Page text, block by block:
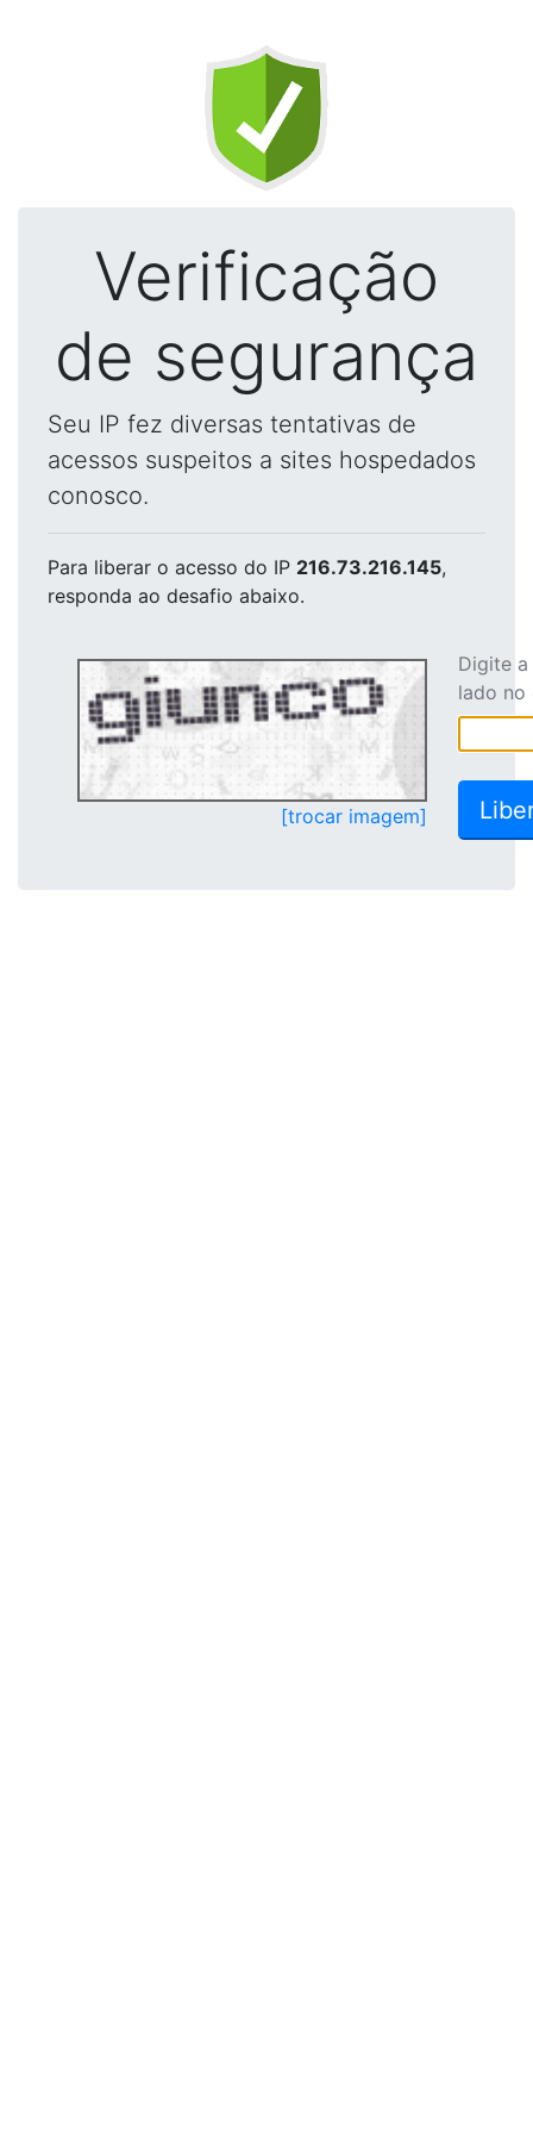
Verificação
de segurança
Seu IP fez diversas tentativas de
acessos suspeitos a sites hospedados
conosco.
Para liberar o acesso do IP 216.73.216.145,
responda ao desafio abaixo.
[trocar imagem]
Digite
lado no